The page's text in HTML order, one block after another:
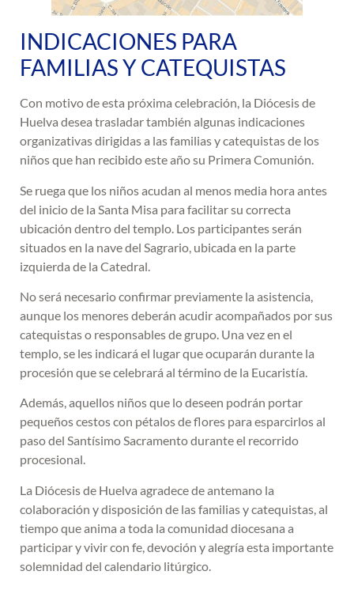
INDICACIONES PARA
FAMILIAS Y CATEQUISTAS
Con motivo de esta próxima celebración, la Diócesis de
Huelva desea trasladar también algunas indicaciones
organizativas dirigidas a las familias y catequistas de los
niños que han recibido este año su Primera Comunión.
Se ruega que los niños acudan al menos media hora antes
del inicio de la Santa Misa para facilitar su correcta
ubicación dentro del templo. Los participantes serán
situados en la nave del Sagrario, ubicada en la parte
izquierda de la Catedral.
No será necesario confirmar previamente la asistencia,
aunque los menores deberán acudir acompañados por sus
catequistas o responsables de grupo. Una vez en el
templo, se les indicará el lugar que ocuparán durante la
procesión que se celebrará al término de la Eucaristía.
Además, aquellos niños que lo deseen podrán portar
pequeños cestos con pétalos de flores para esparcirlos al
paso del Santísimo Sacramento durante el recorrido
procesional.
La Diócesis de Huelva agradece de antemano la
colaboración y disposición de las familias y catequistas, al
tiempo que anima a toda la comunidad diocesana a
participar y vivir con fe, devoción y alegría esta importante
solemnidad del calendario litúrgico.